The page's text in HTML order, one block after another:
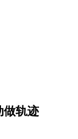
做轨迹